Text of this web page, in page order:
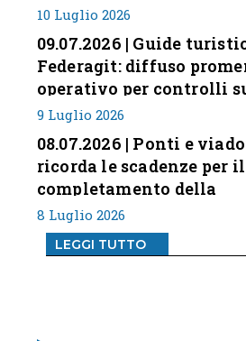
10 Luglio 2026
09.07.2026 | Guide
Federagit: diffuso
operativo per controlli
professione
9 Luglio 2026
08.07.2026 | Ponti e
ricorda le scadenze per il
completamento della
classificazione del
8 Luglio 2026
LEGGI TUTTO